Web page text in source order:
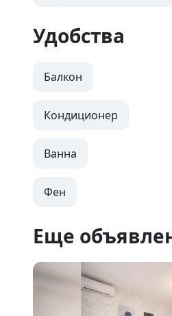
Удобства
Балкон
Кондиционер
Ванна
Фен
Еще